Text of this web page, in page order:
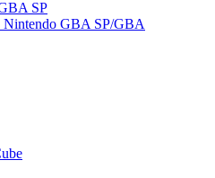
SP
Nintendo GBA SP/GBA